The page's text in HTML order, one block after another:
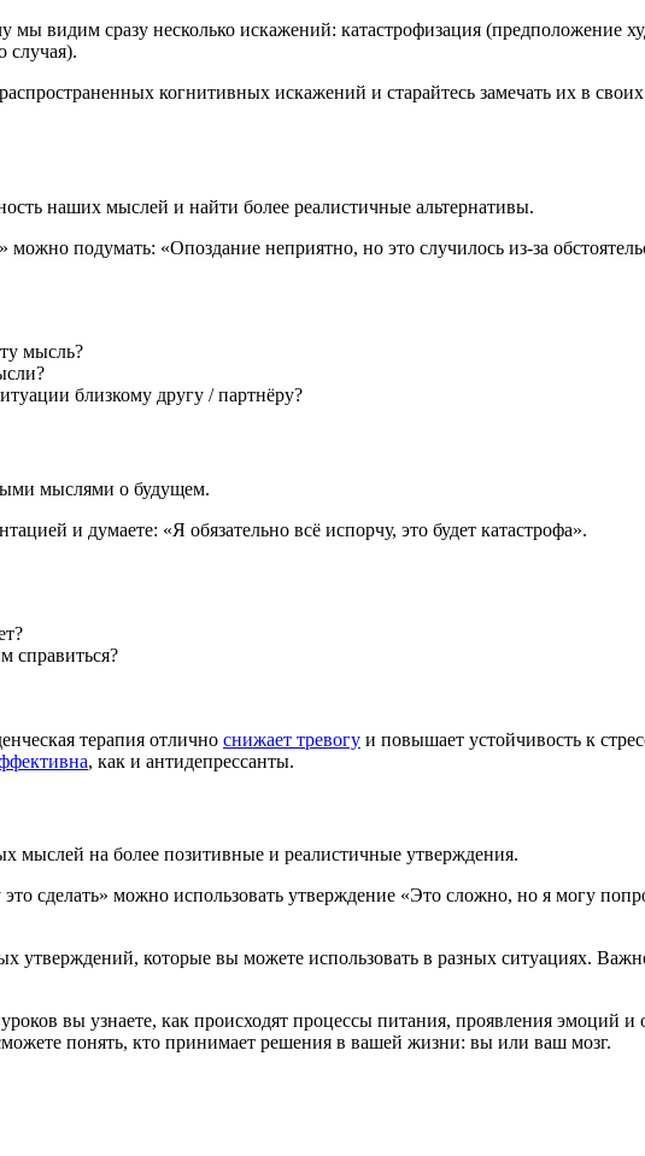
видим сразу несколько искажений: катастрофизация (предположение
случая).
когнитивных искажений и старайтесь замечать их в
наших мыслей и найти более реалистичные альтернативы.
подумать: «Опоздание неприятно, но это случилось из-за
мысль?
близкому другу / партнёру?
мыслями о будущем.
и думаете: «Я обязательно всё испорчу, это будет катастрофа».
справиться?
терапия отлично снижает тревогу и повышает устойчивость к
, как и антидепрессанты.
мыслей на более позитивные и реалистичные утверждения.
сделать» можно использовать утверждение «Это сложно, но я могу
утверждений, которые вы можете использовать в разных ситуациях.
вы узнаете, как происходят процессы питания, проявления
понять, кто принимает решения в вашей жизни: вы или ваш мозг.